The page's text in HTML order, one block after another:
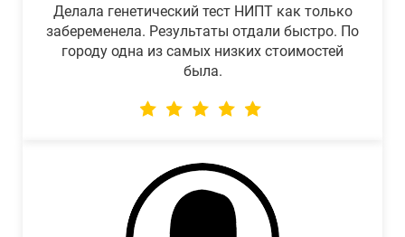
Делала генетический тест НИПТ как только
забеременела. Результаты отдали быстро. По
городу одна из самых низких стоимостей
была.